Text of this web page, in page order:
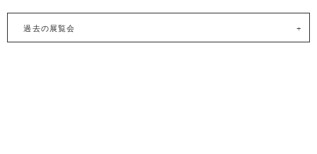
過去の展覧会